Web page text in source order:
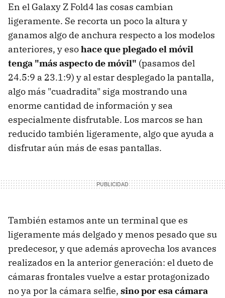
En el Galaxy Z Fold4 las cosas cambian
ligeramente. Se recorta un poco la altura y
ganamos algo de anchura respecto a los modelos
anteriores, y esohace que plegado el móvil
tenga "más aspecto de móvil" (pasamos del
24.5:9 a 23.1:9) y al estar desplegado la pantalla,
algo más "cuadradita" siga mostrando una
enorme cantidad de información y sea
especialmente disfrutable. Los marcos se han
reducido también ligeramente, algo que ayuda a
disfrutar aún más de esas pantallas.
También estamos ante un terminal que es
ligeramente más delgado y menos pesado que su
predecesor, y que además aprovecha los avances
realizados en la anterior generación: el dueto de
cámaras frontales vuelve a estar protagonizado
no ya por la cámara selfie, sino por esa cámara